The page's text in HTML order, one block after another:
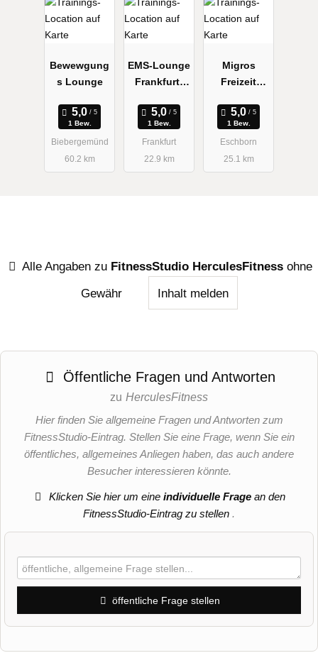
Bewewgung
s Lounge
1 Bew.
Biebergemünd
60.2 km
EMS-Lounge
Frankfurt-
l
1 Bew.
Frankfurt
22.9 km
Migros
Freizeit
GmbH
1 Bew.
Eschborn
25.1 km
Alle Angaben zu FitnessStudio HerculesFitness ohne
Gewähr
Inhalt melden
Öffentliche Fragen und Antworten
zu HerculesFitness
Hier finden Sie allgemeine Fragen und Antworten zum
FitnessStudio-Eintrag. Stellen Sie eine Frage, wenn Sie ein
öffentliches, allgemeines Anliegen haben, das auch andere
Besucher interessieren könnte.
Klicken Sie hier um eineindividuelle Frage an den
FitnessStudio-Eintrag zu stellen .
öffentliche Frage stellen